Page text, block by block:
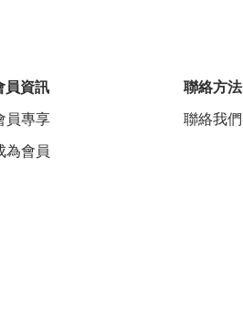
員資訊
員專享
為會員
聯絡方法
聯絡我們